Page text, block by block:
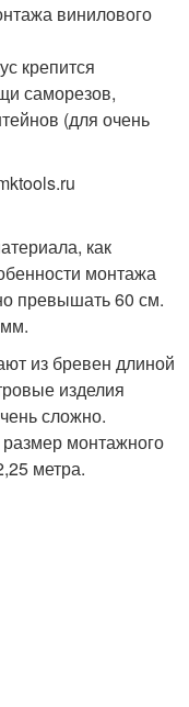
винилового
крепится
саморезов,
(для очень
как
монтажа
превышать 60 см.
из бревен длиной
изделия
сложно.
монтажного
метра.